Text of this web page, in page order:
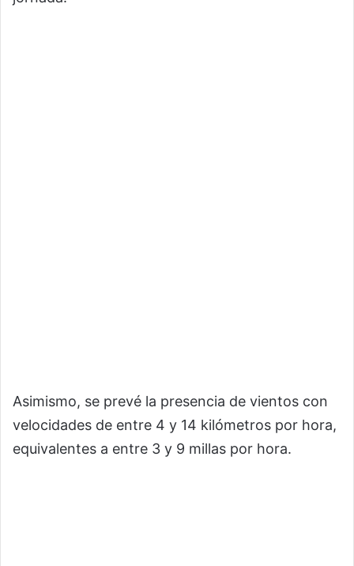
Asimismo, se prevé la presencia de vientos con
velocidades de entre 4 y 14 kilómetros por hora,
equivalentes a entre 3 y 9 millas por hora.